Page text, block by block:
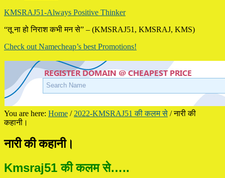
KMSRAJ51-Always Positive Thinker
“तू ना हो निराश कभी मन से” – (KMSRAJ51, KMSRAJ, KMS)
Check out Namecheap’s best Promotions!
You are here: Home / 2022-KMSRAJ51 की कलम से /नारी की
कहानी।
नारी की कहानी।
Kmsraj51 की कलम से…..